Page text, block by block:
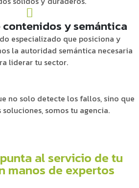
y semántica
especializado que posiciona y
la autoridad semántica necesaria
liderar tu sector.
no solo detecte los fallos, sino que
somos tu agencia.
al servicio de tu
manos de expertos